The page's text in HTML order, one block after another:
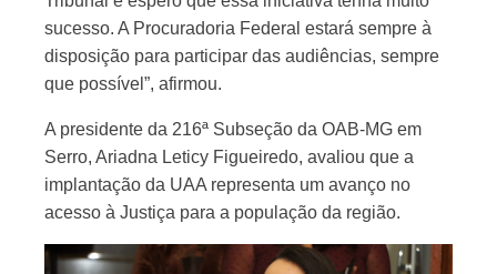
sucesso. A Procuradoria Federal estará sempre à
disposição para participar das audiências, sempre
que possível”, afirmou.
A presidente da 216ª Subseção da OAB-MG em
Serro, Ariadna Leticy Figueiredo, avaliou que a
implantação da UAA representa um avanço no
acesso à Justiça para a população da região.